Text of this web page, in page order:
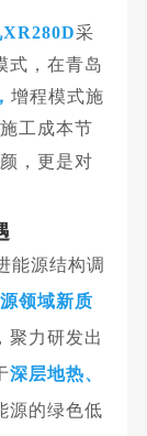
采
式，在青岛
， 增程模式施
工成本节
，更是对
能源结构调
领域新质
聚力研发出
深层地热、
源的绿色低